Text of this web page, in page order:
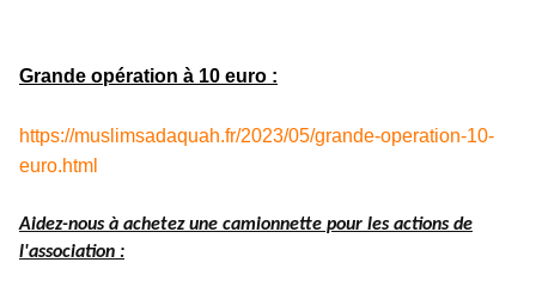
Grande opération à 10 euro :
https://muslimsadaquah.fr/2023/05/grande-operation-10-
euro.html
Aidez-nous à achetez une camionnette pour les actions de
l'association :